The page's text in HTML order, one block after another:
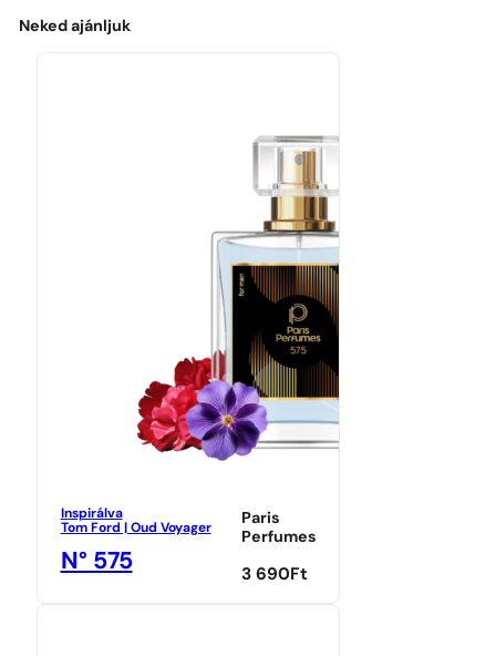
kiszállításhoz
a
ingyenes
kiszállítást!
Neked ajánljuk
Inspirálva
Tom Ford | Oud Voyager
N° 575
Paris
Perfumes
3 690 Ft